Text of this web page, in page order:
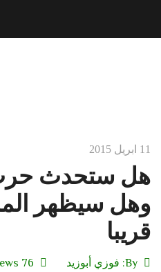
11 ابريل 2015
هل ستحدث حرب
وهل سيظهر
قريبا
By: فوزي أبوزيد 76 Views